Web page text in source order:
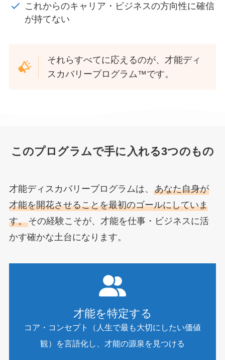
これからのキャリア・ビジネスの方向性に確信
が持てない
それらすべてに応えるのが、才能ディ
スカバリープログラム™です。
このプログラムで手に入れる3つのもの
才能ディスカバリープログラムは、 あなた自身が
才能を開花させることを最初のゴールにしていま
す。その経験こそが、才能を仕事・ビジネスに活
かす確かな土台になります。
才能を特定する
コア・コンセプト（人生で最も大切にしたい価値
観）を言語化し、才能の源泉を見つける